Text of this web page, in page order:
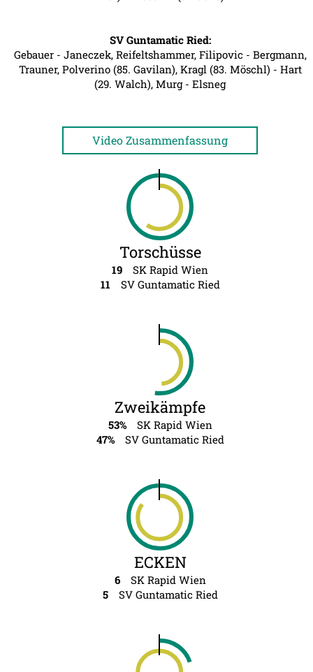
SV Guntamatic Ried:
Gebauer - Janeczek, Reifeltshammer, Filipovic - Bergmann,
Trauner, Polverino (85. Gavilan), Kragl (83. Möschl) - Hart
(29. Walch), Murg - Elsneg
Video Zusammenfassung
Torschüsse
19
SK Rapid Wien
11
SV Guntamatic Ried
Zweikämpfe
53%
SK Rapid Wien
47%
SV Guntamatic Ried
ECKEN
6
SK Rapid Wien
5
SV Guntamatic Ried